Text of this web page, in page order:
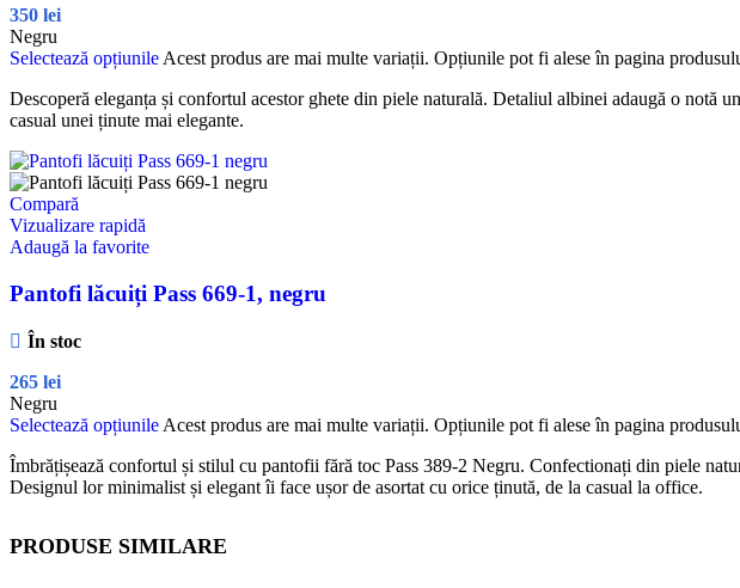
350 lei
Negru
Selectează opțiunile Acest produs are mai multe variații. Opțiunile pot fi alese în pagina
Descoperă eleganța și confortul acestor ghete din piele naturală. Detaliul albinei adaugă o notă
casual unei ținute mai elegante.
Compară
Vizualizare rapidă
Adaugă la favorite
Pantofi lăcuiți Pass 669-1, negru
În stoc
265 lei
Negru
Selectează opțiunile Acest produs are mai multe variații. Opțiunile pot fi alese în pagina
Îmbrățișează confortul și stilul cu pantofii fără toc Pass 389-2 Negru. Confectionați din piele
Designul lor minimalist și elegant îi face ușor de asortat cu orice ținută, de la casual la office.
PRODUSE SIMILARE